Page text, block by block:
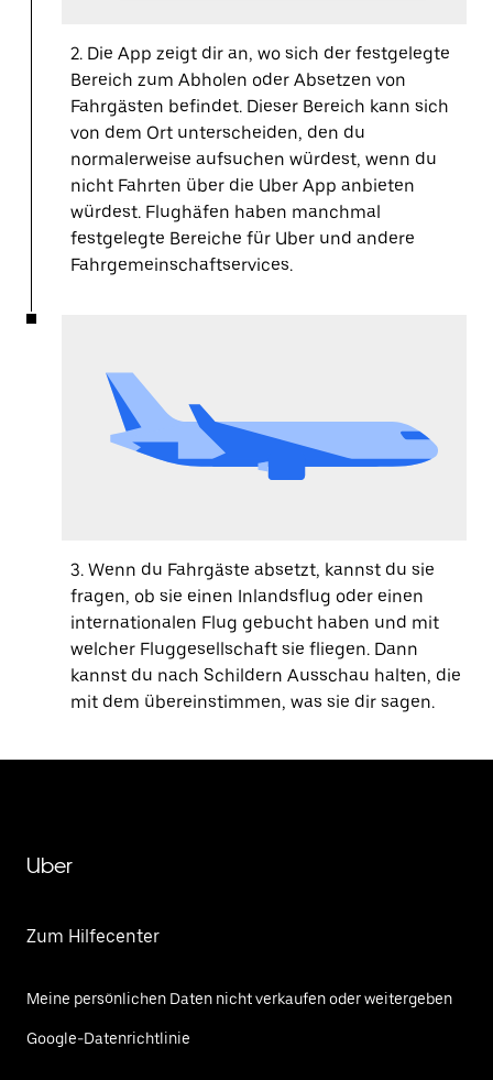
2. Die App zeigt dir an, wo sich der festgelegte
Bereich zum Abholen oder Absetzen von
Fahrgästen befindet. Dieser Bereich kann sich
von dem Ort unterscheiden, den du
normalerweise aufsuchen würdest, wenn du
nicht Fahrten über die Uber App anbieten
würdest. Flughäfen haben manchmal
festgelegte Bereiche für Uber und andere
Fahrgemeinschaftservices.
3. Wenn du Fahrgäste absetzt, kannst du sie
fragen, ob sie einen Inlandsflug oder einen
internationalen Flug gebucht haben und mit
welcher Fluggesellschaft sie fliegen. Dann
kannst du nach Schildern Ausschau halten, die
mit dem übereinstimmen, was sie dir sagen.
Uber
Zum Hilfecenter
Meine persönlichen Daten nicht verkaufen oder weitergeben
Google-Datenrichtlinie